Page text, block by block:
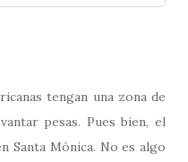
tengan una zona de
pesas. Pues bien, el
Santa Mónica. No es algo